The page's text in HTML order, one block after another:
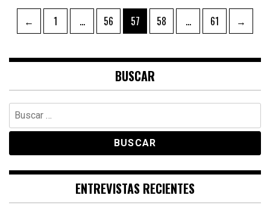
Paginación
de
entradas
← Page
1 … Page
56 Page
57 Page
58 … Page
61 →
BUSCAR
Buscar:
ENTREVISTAS RECIENTES